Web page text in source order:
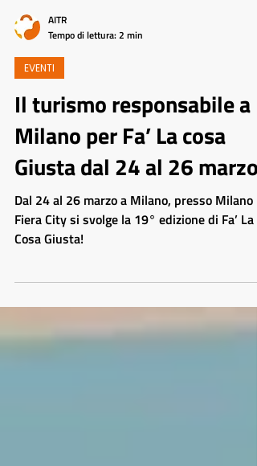
AITR
Tempo di lettura: 2 min
EVENTI
Il turismo responsabile a
Milano per Fa’ La cosa
Giusta dal 24 al 26 marzo!
Dal 24 al 26 marzo a Milano, presso Milano
Cosa Giusta!